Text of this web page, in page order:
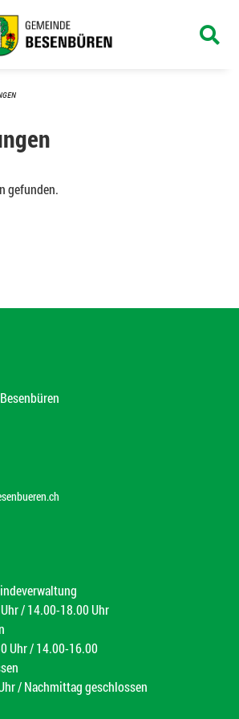
gefunden.
/ 14.00-18.00 Uhr
Uhr / 14.00-16.00
/ Nachmittag geschlossen